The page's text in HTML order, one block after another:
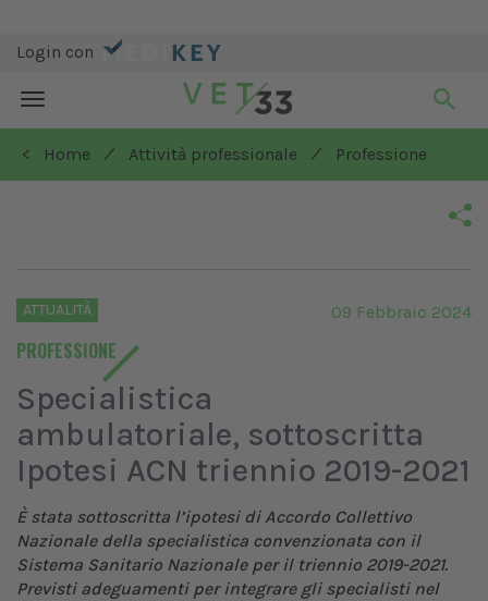
Login con
Toggle
navigation
< Home
/ Attività professionale / Professione
ATTUALITÀ
PROFESSIONE
09 Febbraio 2024
Specialistica
ambulatoriale, sottoscritta
Ipotesi ACN triennio 2019-2021
È stata sottoscritta l’ipotesi di Accordo Collettivo
Nazionale della specialistica convenzionata con il
Sistema Sanitario Nazionale per il triennio 2019-2021.
Previsti adeguamenti per integrare gli specialisti nel